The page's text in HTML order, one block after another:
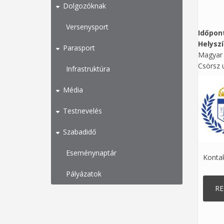
Dolgozóknak
Versenysport
Parasport
Infrastruktúra
Média
Testnevelés
Szabadidő
Eseménynaptár
Pályázatok
Csörsz